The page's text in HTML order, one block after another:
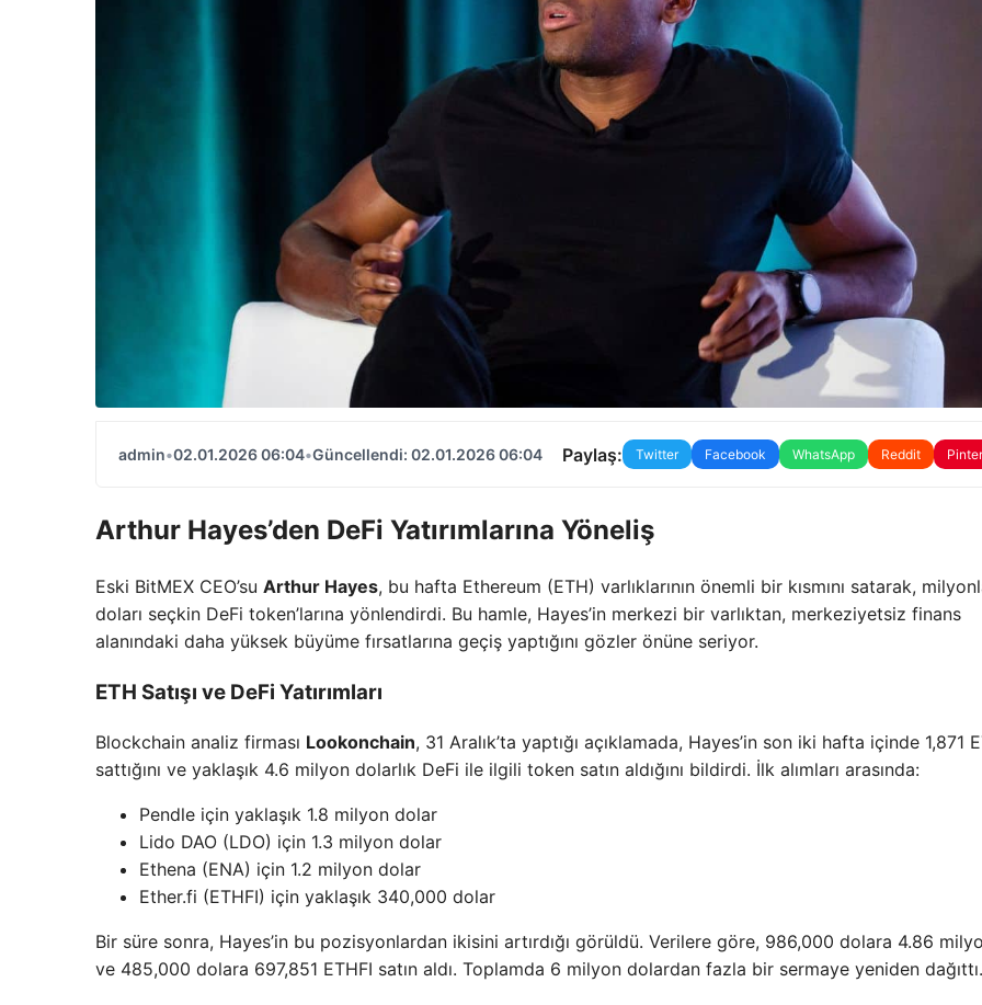
admin•02.01.2026 06:04•Güncellendi: 02.01.2026 06:04 Paylaş: Twitter Facebook WhatsApp Reddit
Arthur Hayes’den DeFi Yatırımlarına Yöneliş
Eski BitMEX CEO’su Arthur Hayes, bu hafta Ethereum (ETH) varlıklarının önemli bir kısmını satarak,
doları seçkin DeFi token’larına yönlendirdi. Bu hamle, Hayes’in merkezi bir varlıktan, merkeziyetsiz finans
alanındaki daha yüksek büyüme fırsatlarına geçiş yaptığını gözler önüne seriyor.
ETH Satışı ve DeFi Yatırımları
Blockchain analiz firması Lookonchain, 31 Aralık’ta yaptığı açıklamada, Hayes’in son iki hafta içinde 1,871
sattığını ve yaklaşık 4.6 milyon dolarlık DeFi ile ilgili token satın aldığını bildirdi. İlk alımları arasında:
Pendle için yaklaşık 1.8 milyon dolar
Lido DAO (LDO) için 1.3 milyon dolar
Ethena (ENA) için 1.2 milyon dolar
Ether.fi (ETHFI) için yaklaşık 340,000 dolar
Bir süre sonra, Hayes’in bu pozisyonlardan ikisini artırdığı görüldü. Verilere göre, 986,000 dolara 4.86
ve 485,000 dolara 697,851 ETHFI satın aldı. Toplamda 6 milyon dolardan fazla bir sermaye yeniden dağıttı.